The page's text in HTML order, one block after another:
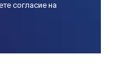
согласие на